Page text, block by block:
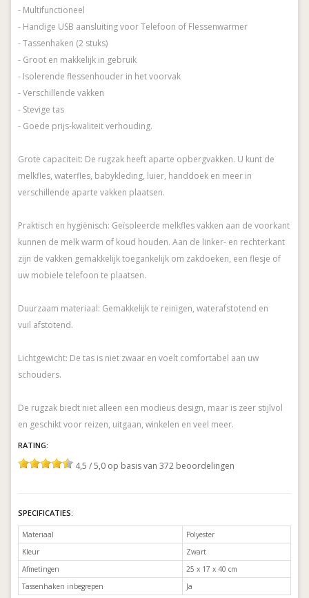
- Multifunctioneel
- Handige USB aansluiting voor Telefoon of Flessenwarmer
- Tassenhaken (2 stuks)
- Groot en makkelijk in gebruik
- Isolerende flessenhouder in het voorvak
- Verschillende vakken
- Stevige tas
- Goede prijs-kwaliteit verhouding.
Grote capaciteit: De rugzak heeft aparte opbergvakken. U kunt de
melkfles, waterfles, babykleding, luier, handdoek en meer in
verschillende aparte vakken plaatsen.
Praktisch en hygiënisch: Geïsoleerde melkfles vakken aan de voorkant
kunnen de melk warm of koud houden. Aan de linker- en rechterkant
zijn de vakken gemakkelijk toegankelijk om zakdoeken, een flesje of
uw mobiele telefoon te plaatsen.
Duurzaam materiaal: Gemakkelijk te reinigen, waterafstotend en
vuil afstotend.
Lichtgewicht: De tas is niet zwaar en voelt comfortabel aan uw
schouders.
De rugzak biedt niet alleen een modieus design, maar is zeer stijlvol
en geschikt voor reizen, uitgaan, winkelen en veel meer.
RATING:
4,5 / 5,0 op basis van 372 beoordelingen
SPECIFICATIES:
Materiaal
Polyester
Kleur
Zwart
Afmetingen
25 x 17 x 40 cm
Tassenhaken inbegrepen
Ja